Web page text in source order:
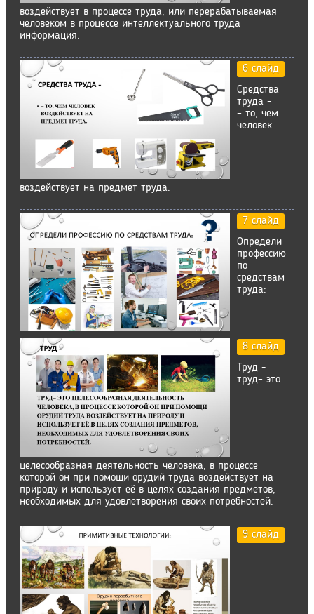
воздействует в процессе труда, или перерабатываемая
человеком в процессе интеллектуального труда
информация.
6 слайд
Средства
труда -
– то, чем
человек
воздействует на предмет труда.
7 слайд
Определи
профессию
по
средствам
труда:
8 слайд
Труд -
труд– это
целесообразная деятельность человека, в процессе
которой он при помощи орудий труда воздействует на
природу и использует её в целях создания предметов,
необходимых для удовлетворения своих потребностей.
9 слайд